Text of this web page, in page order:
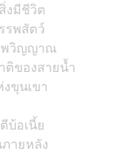
งมีชีวิต
รพสัตว์
พวิญญาณ
ติของสายน้ำ
ขุนเขา
บ้อเนี้ย
ายหลัง